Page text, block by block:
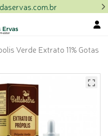
Verde Extrato 11% Gotas